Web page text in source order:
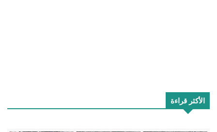
الأكثر قراءة